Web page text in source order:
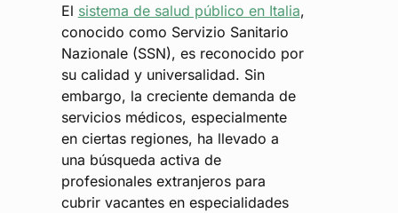
El sistema de salud público en Italia,
conocido como Servizio Sanitario
Nazionale (SSN), es reconocido por
su calidad y universalidad. Sin
embargo, la creciente demanda de
servicios médicos, especialmente
en ciertas regiones, ha llevado a
una búsqueda activa de
profesionales extranjeros para
cubrir vacantes en especialidades